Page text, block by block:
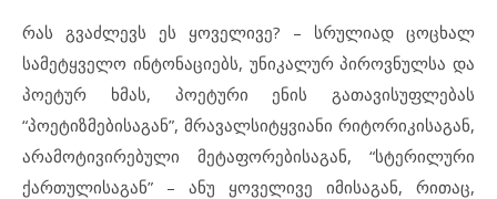
რას გვაძლევს ეს ყოველივე? – სრულიად ცოცხალ
სამეტყველო ინტონაციებს, უნიკალურ პიროვნულსა და
პოეტურ ხმას, პოეტური ენის გათავისუფლებას
“პოეტიზმებისაგან”, მრავალსიტყვიანი რიტორიკისაგან,
არამოტივირებული მეტაფორებისაგან, “სტერილური
ქართულისაგან” – ანუ ყოველივე იმისაგან, რითაც,